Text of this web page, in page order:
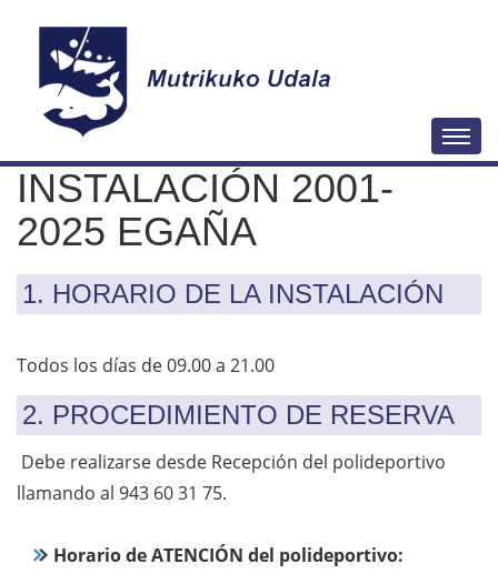
a
INSTALACIÓN 2001-
2025 EGAÑA
1. HORARIO DE LA INSTALACIÓN
Todos los días de 09.00 a 21.00
2. PROCEDIMIENTO DE RESERVA
Debe realizarse desde Recepción del polideportivo
llamando al 943 60 31 75.
Horario de ATENCIÓN del polideportivo: